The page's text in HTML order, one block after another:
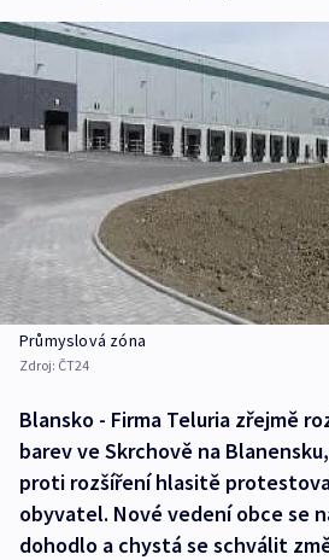
Průmyslová zóna
Zdroj: ČT24
Blansko - Firma Teluria zřejmě
barev ve Skrchově na
proti rozšíření hlasitě
obyvatel. Nové vedení obce se
dohodlo a chystá se schválit